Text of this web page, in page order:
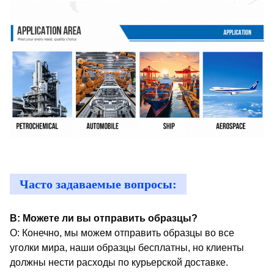
Часто задаваемые вопросы:
В: Можете ли вы отправить образцы?
О: Конечно, мы можем отправить образцы во все
уголки мира, наши образцы бесплатны, но клиенты
должны нести расходы по курьерской доставке.